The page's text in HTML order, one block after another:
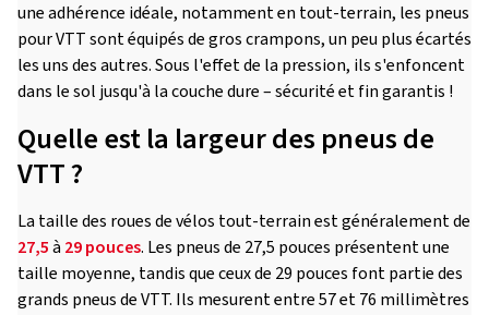
une adhérence idéale, notamment en tout-terrain, les pneus
pour VTT sont équipés de gros crampons, un peu plus écartés
les uns des autres. Sous l'effet de la pression, ils s'enfoncent
dans le sol jusqu'à la couche dure – sécurité et fin garantis !
Quelle est la largeur des pneus de
VTT ?
La taille des roues de vélos tout-terrain est généralement de
27,5à 29 pouces. Les pneus de 27,5 pouces présentent une
taille moyenne, tandis que ceux de 29 pouces font partie des
grands pneus de VTT. Ils mesurent entre 57 et 76 millimètres